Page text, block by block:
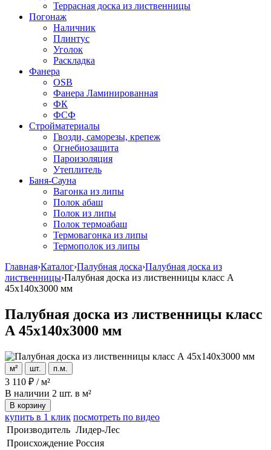
Террасная доска из лиственницы
Погонаж
Наличник
Плинтус
Уголок
Раскладка
Фанера
OSB
Фанера Ламинированная
ФК
ФСФ
Стройматериалы
Гвозди, саморезы, крепеж
Огнебиозащита
Пароизоляция
Утеплитель
Баня-Сауна
Вагонка из липы
Полок абаш
Полок из липы
Полок термоабаш
Термовагонка из липы
Термополок из липы
Главная›Каталог›Палубная доска›Палубная доска из
лиственницы›Палубная доска из лиственницы класс А
45x140x3000 мм
Палубная доска из лиственницы класс
А 45x140x3000 мм
м² шт. п.м.
3 110 ₽ /м²
В наличии 2 шт. в м²
В корзину
купить в 1 клик посмотреть по видео
Производитель Лидер-Лес
Происхождение Россия